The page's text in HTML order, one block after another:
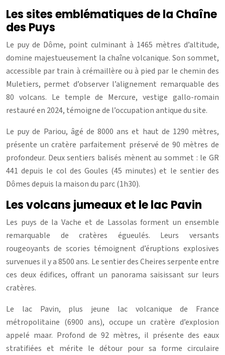
Les sites emblématiques de la Chaîne
des Puys
Le puy de Dôme, point culminant à 1465 mètres d’altitude,
domine majestueusement la chaîne volcanique. Son sommet,
accessible par train à crémaillère ou à pied par le chemin des
Muletiers, permet d’observer l’alignement remarquable des
80 volcans. Le temple de Mercure, vestige gallo-romain
restauré en 2024, témoigne de l’occupation antique du site.
Le puy de Pariou, âgé de 8000 ans et haut de 1290 mètres,
présente un cratère parfaitement préservé de 90 mètres de
profondeur. Deux sentiers balisés mènent au sommet : le GR
441 depuis le col des Goules (45 minutes) et le sentier des
Dômes depuis la maison du parc (1h30).
Les volcans jumeaux et le lac Pavin
Les puys de la Vache et de Lassolas forment un ensemble
remarquable de cratères égueulés. Leurs versants
rougeoyants de scories témoignent d’éruptions explosives
survenues il y a 8500 ans. Le sentier des Cheires serpente entre
ces deux édifices, offrant un panorama saisissant sur leurs
cratères.
Le lac Pavin, plus jeune lac volcanique de France
métropolitaine (6900 ans), occupe un cratère d’explosion
appelé maar. Profond de 92 mètres, il présente des eaux
stratifiées et mérite le détour pour sa forme circulaire